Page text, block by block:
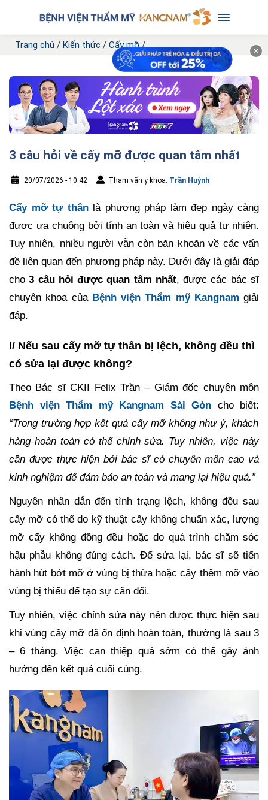
Trang chủ / Kiến thức / Cấy mỡ/
3 câu hỏi về cấy mỡ được quan tâm nhất
20/07/2026 - 10:42 Tham vấn y khoa: Trần Huỳnh
Cấy mỡ tự thânlà phương pháp làm đẹp ngày càng
được ưa chuộng bởi tính an toàn và hiệu quả tự nhiên.
Tuy nhiên, nhiều người vẫn còn băn khoăn về các vấn
đề liên quan đến phương pháp này. Dưới đây là giải đáp
cho 3 câu hỏi được quan tâm nhất, được các bác sĩ
chuyên khoa của Bệnh viện Thẩm mỹ Kangnam giải
đáp.
I/ Nếu sau cấy mỡ tự thân bị lệch, không đều thì
có sửa lại được không?
Theo Bác sĩ CKII Felix Trần – Giám đốc chuyên môn
Bệnh viện Thẩm mỹ Kangnam Sài Gòn cho biết:
“Trong trường hợp kết quả cấy mỡ không như ý, khách
hàng hoàn toàn có thể chỉnh sửa. Tuy nhiên, việc này
cần được thực hiện bởi bác sĩ có chuyên môn cao và
kinh nghiệm để đảm bảo an toàn và mang lại hiệu quả.”
Nguyên nhân dẫn đến tình trạng lệch, không đều sau
cấy mỡ có thể do kỹ thuật cấy không chuẩn xác, lượng
mỡ cấy không đồng đều hoặc do quá trình chăm sóc
hậu phẫu không đúng cách. Để sửa lại, bác sĩ sẽ tiến
hành hút bớt mỡ ở vùng bị thừa hoặc cấy thêm mỡ vào
vùng bị thiếu để tạo sự cân đối.
Tuy nhiên, việc chỉnh sửa này nên được thực hiện sau
khi vùng cấy mỡ đã ổn định hoàn toàn, thường là sau 3
– 6 tháng. Việc can thiệp quá sớm có thể gây ảnh
hưởng đến kết quả cuối cùng.
✕